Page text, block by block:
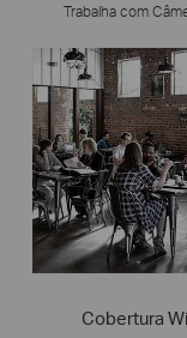
Trabalha com
Cobertura